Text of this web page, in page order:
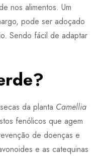
nos alimentos. Um
pode ser adoçado
Sendo fácil de adaptar
da planta Camellia
fenólicos que agem
de doenças e
e as catequinas